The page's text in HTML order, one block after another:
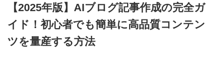
【2025年版】AIブログ記事作成の完全ガ
イド！初心者でも簡単に高品質コンテン
ツを量産する方法